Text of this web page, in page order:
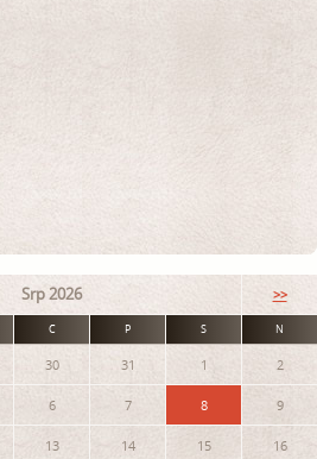
Srp 2026 >>
Č P S N
30 31 1 2
6 7 8 9
13 14 15 16